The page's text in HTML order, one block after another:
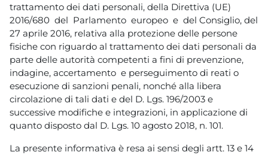
trattamento dei dati personali, della Direttiva (UE)
2016/680 del Parlamento europeo e del Consiglio, del
27 aprile 2016, relativa alla protezione delle persone
fisiche con riguardo al trattamento dei dati personali da
parte delle autorità competenti a fini di prevenzione,
indagine, accertamento e perseguimento di reati o
esecuzione di sanzioni penali, nonché alla libera
circolazione di tali dati e del D. Lgs. 196/2003 e
successive modifiche e integrazioni, in applicazione di
quanto disposto dal D. Lgs. 10 agosto 2018, n. 101.
La presente informativa è resa ai sensi degli artt. 13 e 14